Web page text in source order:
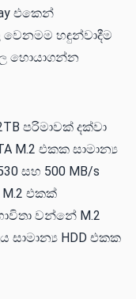
එකෙන්
වෙනමම හඳුන්වාදීම
හොයාගන්න
පරිමාවක් දක්වා
M.2 එකක සාමාන්‍ය
සහ 500 MB/s
එකක්
වන්නේ M.2
සාමාන්‍ය HDD එකක